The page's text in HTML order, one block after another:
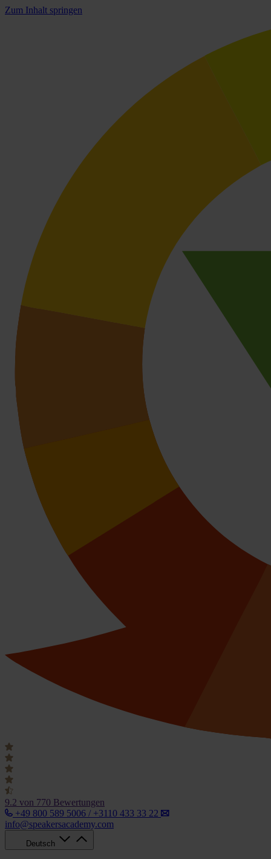
Zum Inhalt springen
9.2 von 770 Bewertungen
+49 800 589 5006 / +3110 433 33 22
info@speakersacademy.com
Deutsch